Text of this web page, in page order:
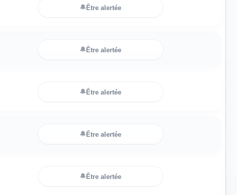
🔔Être alertée
🔔Être alertée
🔔Être alertée
🔔Être alertée
🔔Être alertée